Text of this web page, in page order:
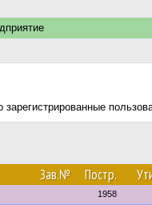
Зав.№ Постр.
1958